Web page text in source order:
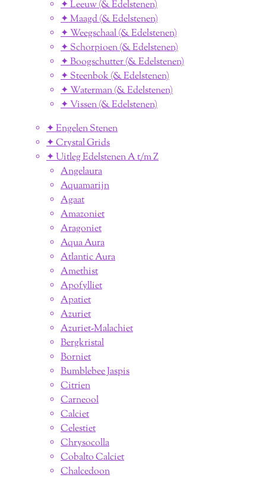
✦ Leeuw (& Edelstenen)
✦ Maagd (& Edelstenen)
✦ Weegschaal (& Edelstenen)
✦ Schorpioen (& Edelstenen)
✦ Boogschutter (& Edelstenen)
✦ Steenbok (& Edelstenen)
✦ Waterman (& Edelstenen)
✦ Vissen (& Edelstenen)
✦ Engelen Stenen
✦ Crystal Grids
✦ Uitleg Edelstenen A t/m Z
Angelaura
Aquamarijn
Agaat
Amazoniet
Aragoniet
Aqua Aura
Atlantic Aura
Amethist
Apofylliet
Apatiet
Azuriet
Azuriet-Malachiet
Bergkristal
Borniet
Bumblebee Jaspis
Citrien
Carneool
Calciet
Celestiet
Chrysocolla
Cobalto Calciet
Chalcedoon